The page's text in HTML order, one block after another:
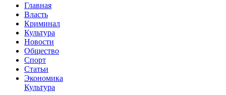
Главная
Власть
Криминал
Культура
Новости
Общество
Спорт
Статьи
Экономика
Культура